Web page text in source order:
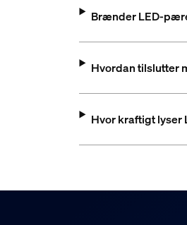
Brænder LED-
Hvordan tilslutter
Hvor kraftigt